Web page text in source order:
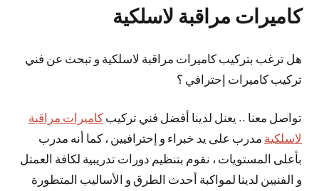
كاميرات مراقبة لاسلكية
هل ترغب بتركيب كاميرات مراقبة لاسلكية و تبحث عن فني
تركيب كاميرات إحترافي ؟
تواصل معنا .. يعنل لدينا أفضل فني تركيب كاميرات مراقبة
لاسلكية مدرب على يد خبراء و إحترافيين ، كما أنه مدرب
بأعلى المستويات ، نقوم بتنظيم دورات تدريبية لكافة العمتل
و الفنيين لدينا لمواكبة أحدث الطرق و الأساليب المتطورة